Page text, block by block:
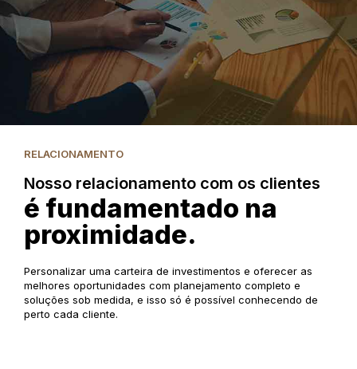
RELACIONAMENTO
Nosso relacionamento com os clientes
é fundamentado na
proximidade.
Personalizar uma carteira de investimentos e oferecer as
melhores oportunidades com planejamento completo e
soluções sob medida, e isso só é possível conhecendo de
perto cada cliente.